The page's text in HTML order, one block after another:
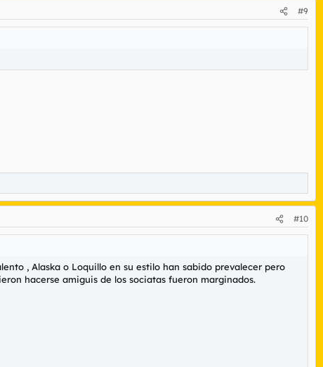
#9
#10
, Alaska o Loquillo en su estilo han sabido prevalecer pero
hacerse amiguis de los sociatas fueron marginados.